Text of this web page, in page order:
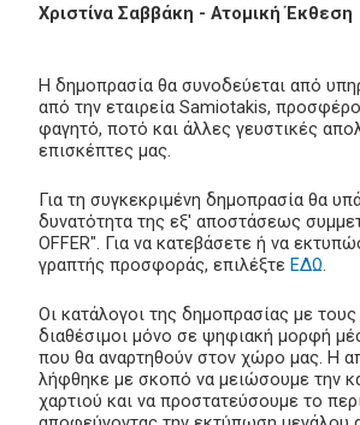
Χριστίνα Σαββάκη - Ατομική Έκθεση
Η δημοπρασία θα συνοδεύεται από
από την εταιρεία Samiotakis,
φαγητό, ποτό και άλλες γευστικές
επισκέπτες μας.
Για τη συγκεκριμένη δημοπρασία θα
δυνατότητα της εξ' αποστάσεως
OFFER". Για να κατεβάσετε ή να
γραπτής προσφοράς, επιλέξτε ΕΔΩ.
Οι κατάλογοι της δημοπρασίας με τους
διαθέσιμοι μόνο σε ψηφιακή μορφή
που θα αναρτηθούν στον χώρο μας. Η
λήφθηκε με σκοπό να μειώσουμε την
χαρτιού και να προστατεύσουμε το